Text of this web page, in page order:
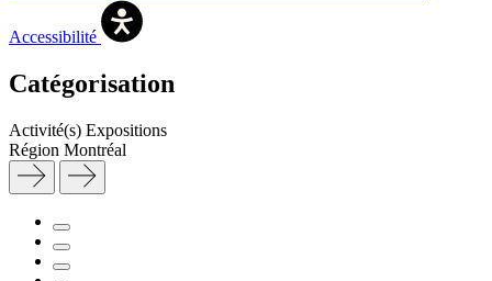
Accessibilité
Catégorisation
Activité(s) Expositions
Région Montréal